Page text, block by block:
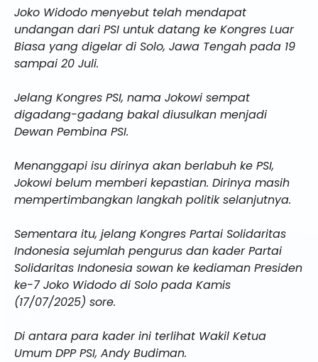
Joko Widodo menyebut telah mendapat
undangan dari PSI untuk datang ke Kongres Luar
Biasa yang digelar di Solo, Jawa Tengah pada 19
sampai 20 Juli.
Jelang Kongres PSI, nama Jokowi sempat
digadang-gadang bakal diusulkan menjadi
Dewan Pembina PSI.
Menanggapi isu dirinya akan berlabuh ke PSI,
Jokowi belum memberi kepastian. Dirinya masih
mempertimbangkan langkah politik selanjutnya.
Sementara itu, jelang Kongres Partai Solidaritas
Indonesia sejumlah pengurus dan kader Partai
Solidaritas Indonesia sowan ke kediaman Presiden
ke-7 Joko Widodo di Solo pada Kamis
(17/07/2025) sore.
Di antara para kader ini terlihat Wakil Ketua
Umum DPP PSI, Andy Budiman.